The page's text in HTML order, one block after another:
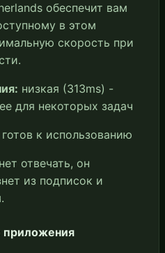
обеспечит вам
в этом
скорость при
низкая (313ms) -
для некоторых задач
к использованию
отвечать, он
из подписок и